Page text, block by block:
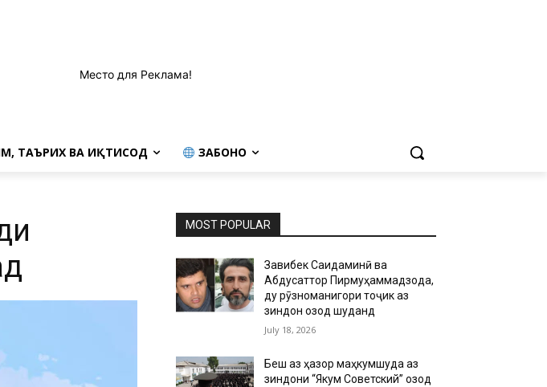
Место для Реклама!
ТАЪРИХ ВА ИҚТИСОД ЗАБОНҲО
MOST POPULAR
Завқибек Саидаминӣ ва
Абдусаттор Пирмуҳаммадзода,
ду рӯзноманигори тоҷик аз
зиндон озод шуданд
July 18, 2026
Беш аз ҳазор маҳкумшуда аз
зиндони “Якум Советский” озод